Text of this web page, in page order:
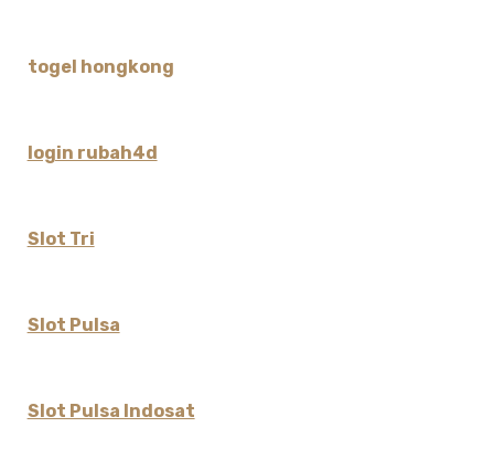
togel hongkong
login rubah4d
Slot Tri
Slot Pulsa
Slot Pulsa Indosat